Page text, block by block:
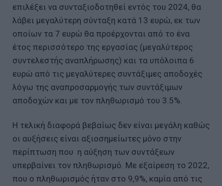
επιλέξει να συνταξιοδοτηθεί εντός του 2024, θα
λάβει μεγαλύτερη σύνταξη κατά 13 ευρώ, εκ των
οποίων τα 7 ευρώ θα προέρχονται από το ένα
έτος περισσότερο της εργασίας (μεγαλύτερος
συντελεστής αναπλήρωσης) και τα υπόλοιπα 6
ευρώ από τις μεγαλύτερες συντάξιμες αποδοχές
λόγω της αναπροσαρμογής των συντάξιμων
αποδοχών και με τον πληθωρισμό του 3.5%.
Η τελική διαφορά βεβαίως δεν είναι μεγάλη καθώς
οι αυξήσεις είναι αξιοσημείωτες μόνο στην
περίπτωση που η αύξηση των συντάξεων
υπερβαίνει τον πληθωρισμό. Με εξαίρεση το 2022,
που ο πληθωρισμός ήταν στο 9,9%, καμία από τις